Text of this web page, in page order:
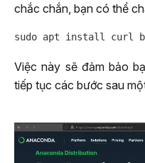
chắc chắn, bạn có thể
Việc này sẽ đảm bảo
tiếp tục các bước sau